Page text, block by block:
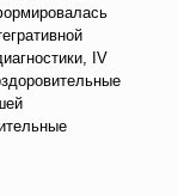
IV